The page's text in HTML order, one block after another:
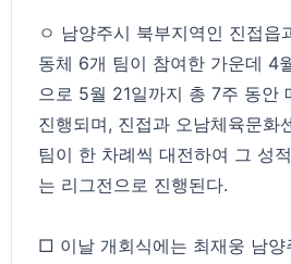
ㅇ 남양주시 북부지역인 진접읍
동체 6개 팀이 참여한 가운데 4
으로 5월 21일까지 총 7주 동안
진행되며, 진접과 오남체육문화
팀이 한 차례씩 대전하여 그 성
는 리그전으로 진행된다.
□ 이날 개회식에는 최재웅 남양